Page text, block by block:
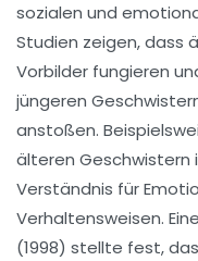
sozialen und
Studien zeigen, dass
Vorbilder fungieren
jüngeren
anstoßen.
älteren Geschwistern
Verständnis für
Verhaltensweisen.
(1998) stellte fest,